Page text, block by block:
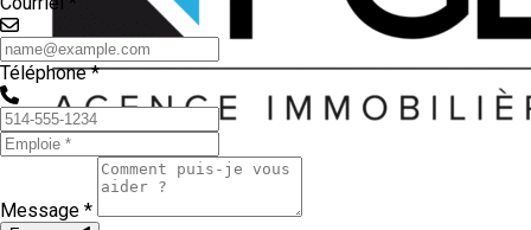
Téléphone *
Message *